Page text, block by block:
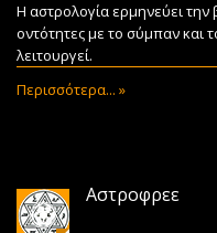
Η αστρολογία ερμηνεύει
οντότητες με το σύμπαν και
λειτουργεί.
Περισσότερα... »
Αστροφρεε